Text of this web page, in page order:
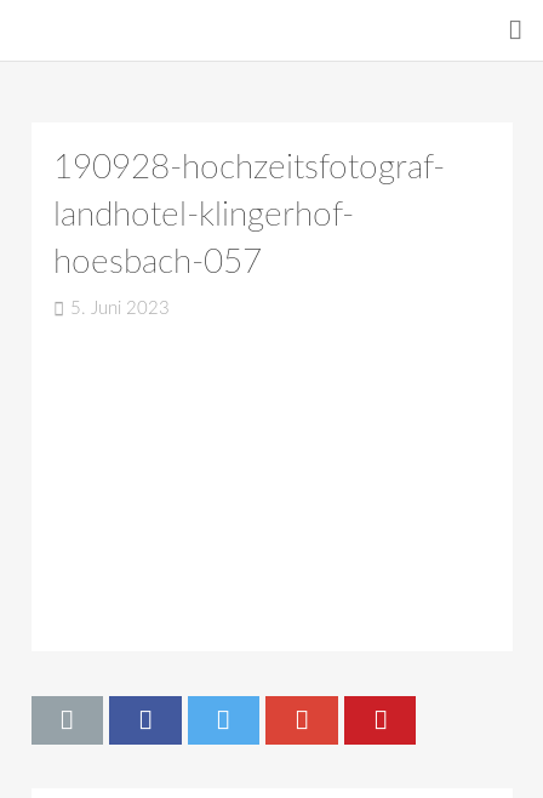
190928-hochzeitsfotograf-
landhotel-klingerhof-
hoesbach-057
5. Juni 2023